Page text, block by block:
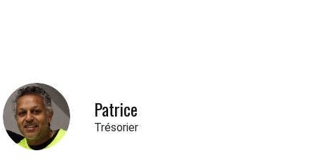
Patrice
Trésorier